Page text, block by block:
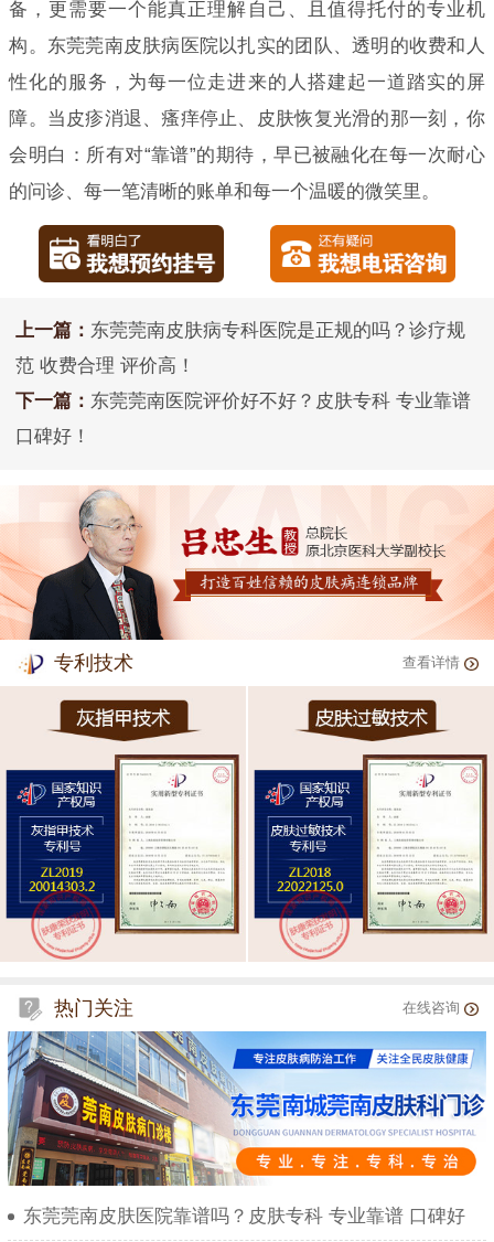
备，更需要一个能真正理解自己、且值得托付的专业机
构。东莞莞南皮肤病医院以扎实的团队、透明的收费和人
性化的服务，为每一位走进来的人搭建起一道踏实的屏
障。当皮疹消退、瘙痒停止、皮肤恢复光滑的那一刻，你
会明白：所有对“靠谱”的期待，早已被融化在每一次耐心
的问诊、每一笔清晰的账单和每一个温暖的微笑里。
上一篇： 东莞莞南皮肤病专科医院是正规的吗？诊疗规
范 收费合理 评价高！
下一篇： 东莞莞南医院评价好不好？皮肤专科 专业靠谱
口碑好！
专利技术 查看详情
热门关注 在线咨询
东莞莞南皮肤医院靠谱吗？皮肤专科 专业靠谱 口碑好